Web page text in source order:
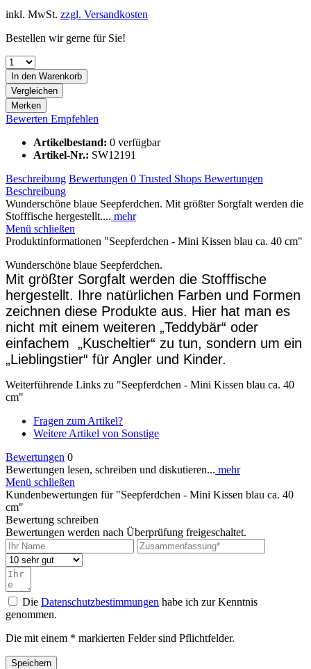
inkl. MwSt. zzgl. Versandkosten
Bestellen wir gerne für Sie!
In den Warenkorb
Vergleichen
Merken
Bewerten Empfehlen
Artikelbestand: 0 verfügbar
Artikel-Nr.: SW12191
Beschreibung Bewertungen 0 Trusted Shops Bewertungen
Beschreibung
Wunderschöne blaue Seepferdchen. Mit größter Sorgfalt werden die
Stofffische hergestellt.... mehr
Menü schließen
Produktinformationen "Seepferdchen - Mini Kissen blau ca. 40 cm"
Wunderschöne blaue Seepferdchen.
Mit größter Sorgfalt werden die Stofffische
hergestellt. Ihre natürlichen Farben und Formen
zeichnen diese Produkte aus. Hier hat man es
nicht mit einem weiteren „Teddybär“ oder
einfachem „Kuscheltier“ zu tun, sondern um ein
„Lieblingstier“ für Angler und Kinder.
Weiterführende Links zu "Seepferdchen - Mini Kissen blau ca. 40
cm"
Fragen zum Artikel?
Weitere Artikel von Sonstige
Bewertungen 0
Bewertungen lesen, schreiben und diskutieren... mehr
Menü schließen
Kundenbewertungen für "Seepferdchen - Mini Kissen blau ca. 40
cm"
Bewertung schreiben
Bewertungen werden nach Überprüfung freigeschaltet.
Die Datenschutzbestimmungen habe ich zur Kenntnis
genommen.
Die mit einem * markierten Felder sind Pflichtfelder.
Speichern